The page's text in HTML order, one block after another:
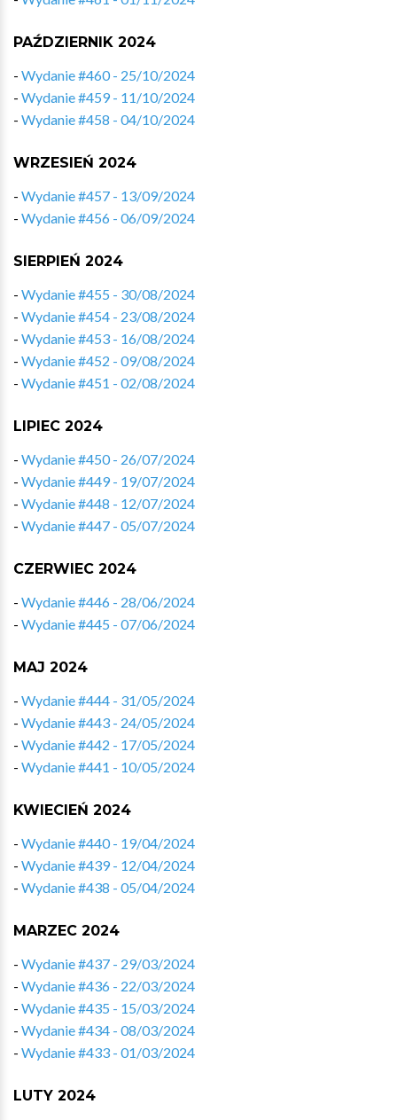
PAŹDZIERNIK 2024
- Wydanie #460 - 25/10/2024
- Wydanie #459 - 11/10/2024
- Wydanie #458 - 04/10/2024
WRZESIEŃ 2024
- Wydanie #457 - 13/09/2024
- Wydanie #456 - 06/09/2024
SIERPIEŃ 2024
- Wydanie #455 - 30/08/2024
- Wydanie #454 - 23/08/2024
- Wydanie #453 - 16/08/2024
- Wydanie #452 - 09/08/2024
- Wydanie #451 - 02/08/2024
LIPIEC 2024
- Wydanie #450 - 26/07/2024
- Wydanie #449 - 19/07/2024
- Wydanie #448 - 12/07/2024
- Wydanie #447 - 05/07/2024
CZERWIEC 2024
- Wydanie #446 - 28/06/2024
- Wydanie #445 - 07/06/2024
MAJ 2024
- Wydanie #444 - 31/05/2024
- Wydanie #443 - 24/05/2024
- Wydanie #442 - 17/05/2024
- Wydanie #441 - 10/05/2024
KWIECIEŃ 2024
- Wydanie #440 - 19/04/2024
- Wydanie #439 - 12/04/2024
- Wydanie #438 - 05/04/2024
MARZEC 2024
- Wydanie #437 - 29/03/2024
- Wydanie #436 - 22/03/2024
- Wydanie #435 - 15/03/2024
- Wydanie #434 - 08/03/2024
- Wydanie #433 - 01/03/2024
LUTY 2024